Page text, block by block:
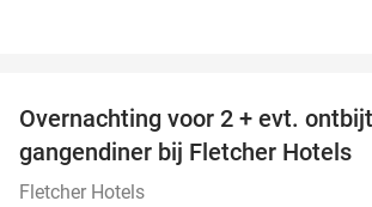
Overnachting voor 2 + evt.
gangendiner bij Fletcher Hotels
Fletcher Hotels